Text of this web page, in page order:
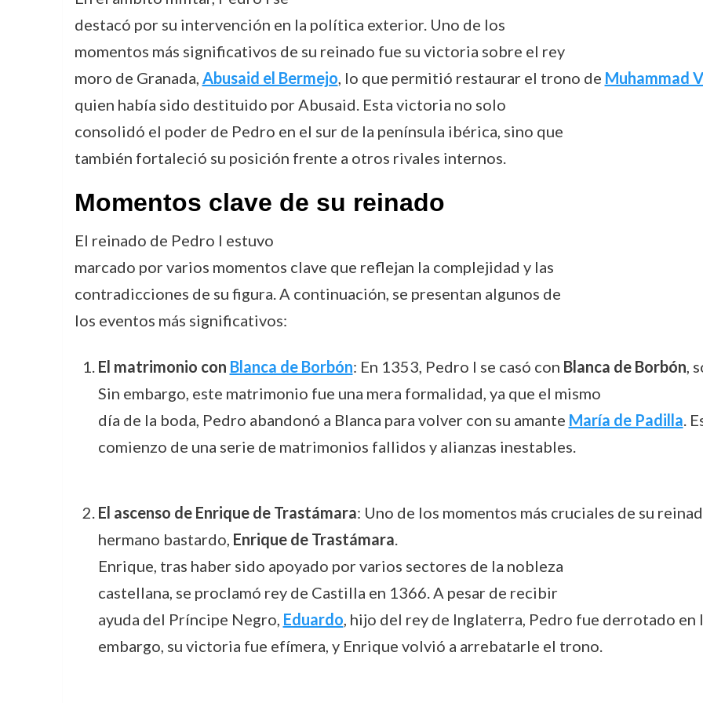
destacó por su intervención en la política exterior. Uno de los
momentos más significativos de su reinado fue su victoria sobre el rey
moro de Granada, Abusaid el Bermejo, lo que permitió restaurar el trono de Muhammad V
quien había sido destituido por Abusaid. Esta victoria no solo
consolidó el poder de Pedro en el sur de la península ibérica, sino que
también fortaleció su posición frente a otros rivales internos.
Momentos clave de su reinado
El reinado de Pedro I estuvo
marcado por varios momentos clave que reflejan la complejidad y las
contradicciones de su figura. A continuación, se presentan algunos de
los eventos más significativos:
El matrimonio con Blanca de Borbón: En 1353, Pedro I se casó con Blanca de Borbón,
Sin embargo, este matrimonio fue una mera formalidad, ya que el mismo
día de la boda, Pedro abandonó a Blanca para volver con su amante María de Padilla.
comienzo de una serie de matrimonios fallidos y alianzas inestables.
El ascenso de Enrique de Trastámara: Uno de los momentos más cruciales de su
hermano bastardo, Enrique de Trastámara.
Enrique, tras haber sido apoyado por varios sectores de la nobleza
castellana, se proclamó rey de Castilla en 1366. A pesar de recibir
ayuda del Príncipe Negro, Eduardo, hijo del rey de Inglaterra, Pedro fue derrotado en
embargo, su victoria fue efímera, y Enrique volvió a arrebatarle el trono.